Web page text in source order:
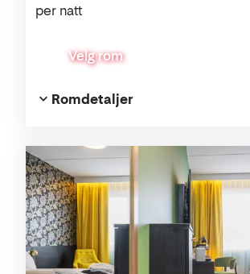
per natt
Velg rom
Romdetaljer